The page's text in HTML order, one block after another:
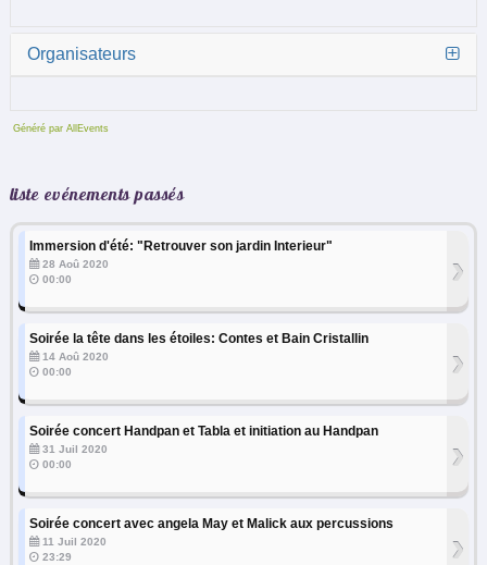
Organisateurs
Généré par AllEvents
liste evénements passés
Immersion d'été: "Retrouver son jardin Interieur"
28 Aoû 2020
00:00
›
Soirée la tête dans les étoiles: Contes et Bain Cristallin
14 Aoû 2020
00:00
›
Soirée concert Handpan et Tabla et initiation au Handpan
31 Juil 2020
00:00
›
Soirée concert avec angela May et Malick aux percussions
11 Juil 2020
23:29
›